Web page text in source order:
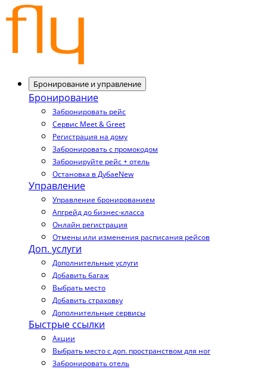
Бронирование и управление
Бронирование
Забронировать рейс
Сервис Meet & Greet
Регистрация на дому
Забронировать с промокодом
Забронируйте рейс + отель
Остановка в ДубаеNew
Управление
Управление бронированием
Апгрейд до бизнес-класса
Онлайн регистрация
Отмены или изменения расписания рейсов
Доп. услуги
Дополнительные услуги
Добавить багаж
Выбрать место
Добавить страховку
Дополнительные сервисы
Быстрые ссылки
Акции
Выбрать место с доп. пространством для ног
Забронировать отель